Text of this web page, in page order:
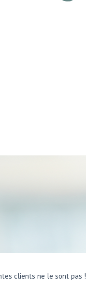
clients ne le sont pas !